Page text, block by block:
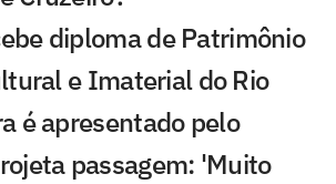
diploma de Patrimônio
e Imaterial do Rio
é apresentado pelo
passagem: 'Muito